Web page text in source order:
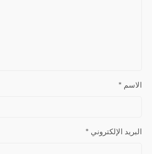
الاسم *
البريد الإلكتروني *